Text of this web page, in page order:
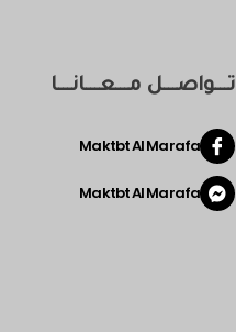
تـــواصـــل مـــعـــانـــا
Maktbt Al Marafa
Maktbt Al Marafa